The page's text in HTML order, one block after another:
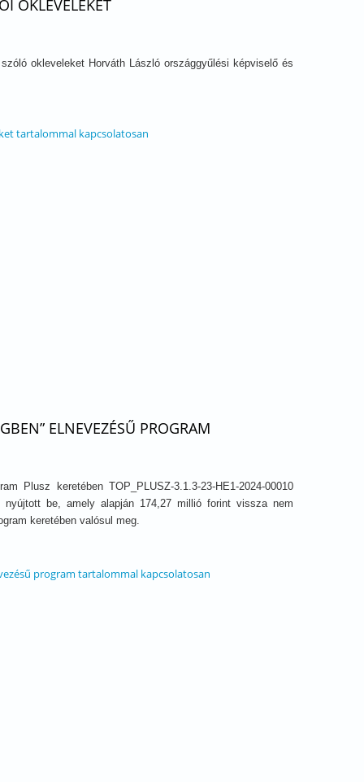
OKLEVELEKET
okleveleket Horváth László országgyűlési képviselő és
tartalommal kapcsolatosan
ELNEVEZÉSŰ PROGRAM
Plusz keretében TOP_PLUSZ-3.1.3-23-HE1-2024-00010
nyújtott be, amely alapján 174,27 millió forint vissza nem
keretében valósul meg.
program tartalommal kapcsolatosan